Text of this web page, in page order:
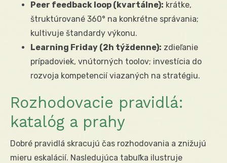
Peer feedback loop (kvartálne): krátke,
štruktúrované 360° na konkrétne správania;
kultivuje štandardy výkonu.
Learning Friday (2h týždenne): zdieľanie
prípadoviek, vnútorných toolov; investícia do
rozvoja kompetencií viazaných na stratégiu.
Rozhodovacie pravidlá:
katalóg a prahy
Dobré pravidlá skracujú čas rozhodovania a znižujú
mieru eskalácií. Nasledujúca tabuľka ilustruje